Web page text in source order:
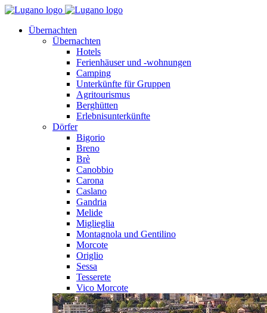
Übernachten
Übernachten
Hotels
Ferienhäuser und -wohnungen
Camping
Unterkünfte für Gruppen
Agritourismus
Berghütten
Erlebnisunterkünfte
Dörfer
Bigorio
Breno
Brè
Canobbio
Carona
Caslano
Gandria
Melide
Miglieglia
Montagnola und Gentilino
Morcote
Origlio
Sessa
Tesserete
Vico Morcote